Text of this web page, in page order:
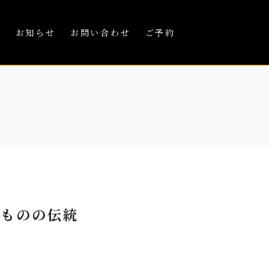
お知らせ お問い合わせ ご予約
のの伝統